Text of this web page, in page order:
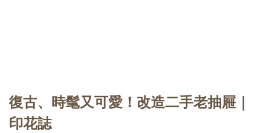
復古、時髦又可愛！改造二手老抽屜｜
印花誌